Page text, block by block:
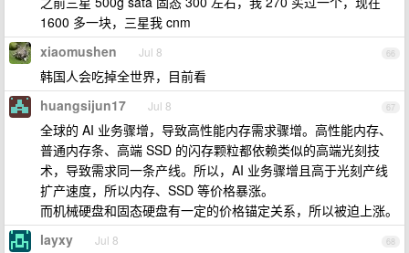
1600 多一块，三星我 cnm
66
xiaomushen Jul 8
韩国人会吃掉全世界，目前看
67
huangsijun17 Jul 8
全球的 AI 业务骤增，导致高性能内存需求骤增。高性能内存、
普通内存条、高端 SSD 的闪存颗粒都依赖类似的高端光刻技
术，导致需求同一条产线。所以，AI 业务骤增且高于光刻产线
扩产速度，所以内存、SSD 等价格暴涨。
而机械硬盘和固态硬盘有一定的价格锚定关系，所以被迫上涨。
68
layxy Jul 8